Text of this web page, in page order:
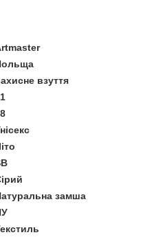
взуття
замша